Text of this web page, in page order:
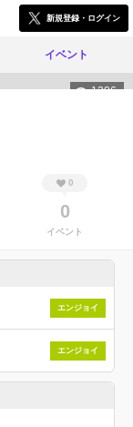
新規登録・ログイン
イベント
1206
0
0
イベント
エンジョイ
エンジョイ